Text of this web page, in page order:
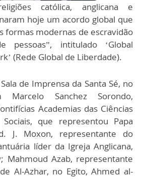
católica, anglicana e
hoje um acordo global que
formas modernas de escravidão
intitulado ‘Global
(Rede Global de Liberdade).
de Imprensa da Santa Sé, no
Marcelo Sanchez Sorondo,
Academias das Ciências
que representou Papa
J. Moxon, representante do
líder da Igreja Anglicana,
Mahmoud Azab, representante
Al-Azhar, no Egito, Ahmed al-